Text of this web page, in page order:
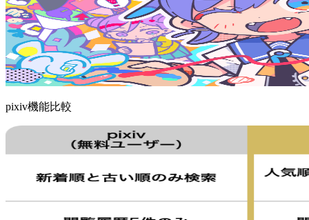
pixiv機能比較